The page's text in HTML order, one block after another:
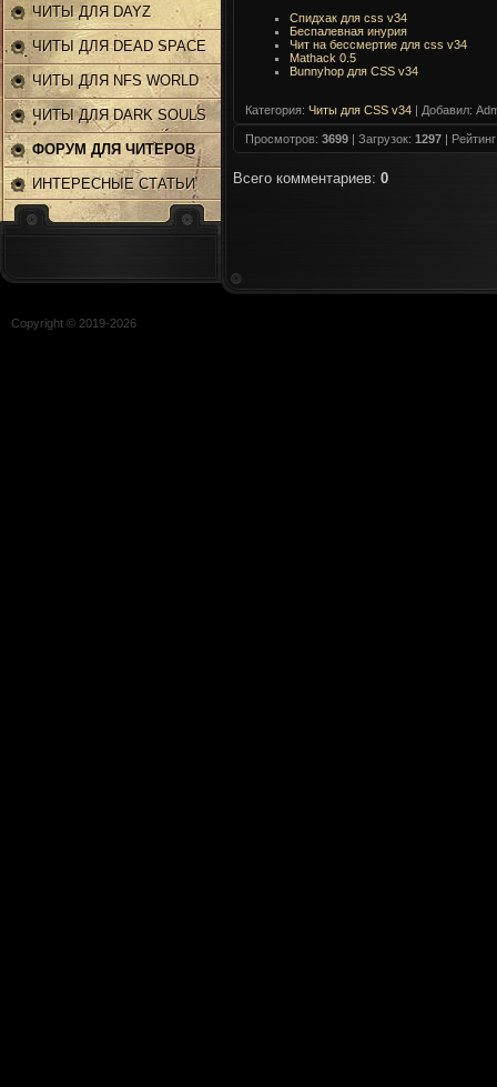
ЧИТЫ ДЛЯ DAYZ
ЧИТЫ ДЛЯ DEAD SPACE
2
ЧИТЫ ДЛЯ NFS WORLD
ЧИТЫ ДЛЯ DARK SOULS
2
ФОРУМ ДЛЯ ЧИТЕРОВ
ИНТЕРЕСНЫЕ СТАТЬИ
Спидхак для css v34
Беспалевная инурия
Чит на бессмертие для css v34
Mathack 0.5
Bunnyhop для CSS v34
Категория: Читы для CSS v34 | Добавил:
Просмотров: 3699 | Загрузок: 1297 | Рейтинг
Всего комментариев: 0
Copyright © 2019-2026